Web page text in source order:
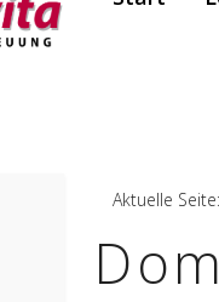
Aktuelle Seite: